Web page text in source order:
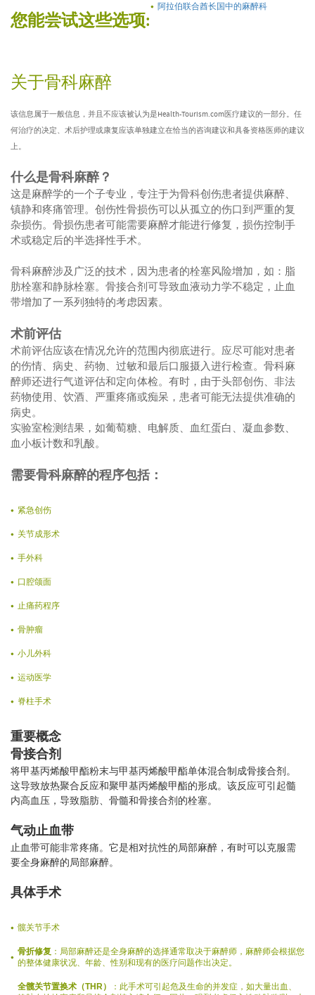
您能尝试这些选项:
阿拉伯联合酋长国中的麻醉科
关于骨科麻醉
该信息属于一般信息，并且不应该被认为是Health-Tourism.com医疗建议的一部分。任
何治疗的决定、术后护理或康复应该单独建立在恰当的咨询建议和具备资格医师的建议
上。
什么是骨科麻醉？
这是麻醉学的一个子专业，专注于为骨科创伤患者提供麻醉、
镇静和疼痛管理。创伤性骨损伤可以从孤立的伤口到严重的复
杂损伤。骨损伤患者可能需要麻醉才能进行修复，损伤控制手
术或稳定后的半选择性手术。
骨科麻醉涉及广泛的技术，因为患者的栓塞风险增加，如：脂
肪栓塞和静脉栓塞。骨接合剂可导致血液动力学不稳定，止血
带增加了一系列独特的考虑因素。
术前评估
术前评估应该在情况允许的范围内彻底进行。应尽可能对患者
的伤情、病史、药物、过敏和最后口服摄入进行检查。骨科麻
醉师还进行气道评估和定向体检。有时，由于头部创伤、非法
药物使用、饮酒、严重疼痛或痴呆，患者可能无法提供准确的
病史。
实验室检测结果，如葡萄糖、电解质、血红蛋白、凝血参数、
血小板计数和乳酸。
需要骨科麻醉的程序包括：
紧急创伤
关节成形术
手外科
口腔颌面
止痛药程序
骨肿瘤
小儿外科
运动医学
脊柱手术
重要概念
骨接合剂
将甲基丙烯酸甲酯粉末与甲基丙烯酸甲酯单体混合制成骨接合剂。
这导致放热聚合反应和聚甲基丙烯酸甲酯的形成。该反应可引起髓
内高血压，导致脂肪、骨髓和骨接合剂的栓塞。
气动止血带
止血带可能非常疼痛。它是相对抗性的局部麻醉，有时可以克服需
要全身麻醉的局部麻醉。
具体手术
髋关节手术
骨折修复 ：局部麻醉还是全身麻醉的选择通常取决于麻醉师，麻醉师会根据您
的整体健康状况、年龄、性别和现有的医疗问题作出决定。
全髋关节置换术（THR）
：此手术可引起危及生命的并发症，如大量出血、